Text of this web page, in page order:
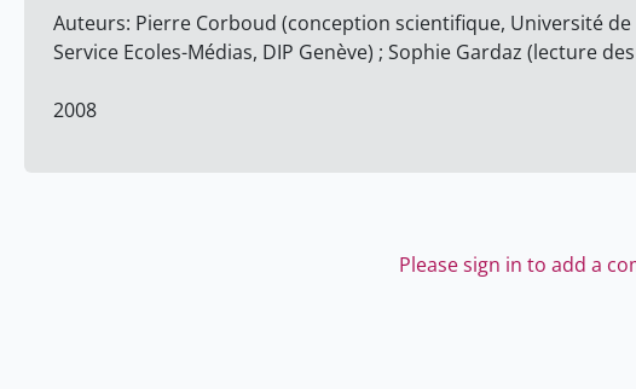
Auteurs: Pierre Corboud (conception scientifique, Université
Service Ecoles-Médias, DIP Genève) ; Sophie Gardaz (lecture
2008
Please sign in to add a